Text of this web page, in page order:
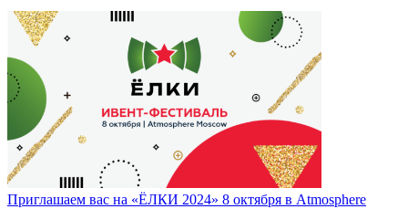
Приглашаем вас на «ЁЛКИ 2024» 8 октября в Atmosphere